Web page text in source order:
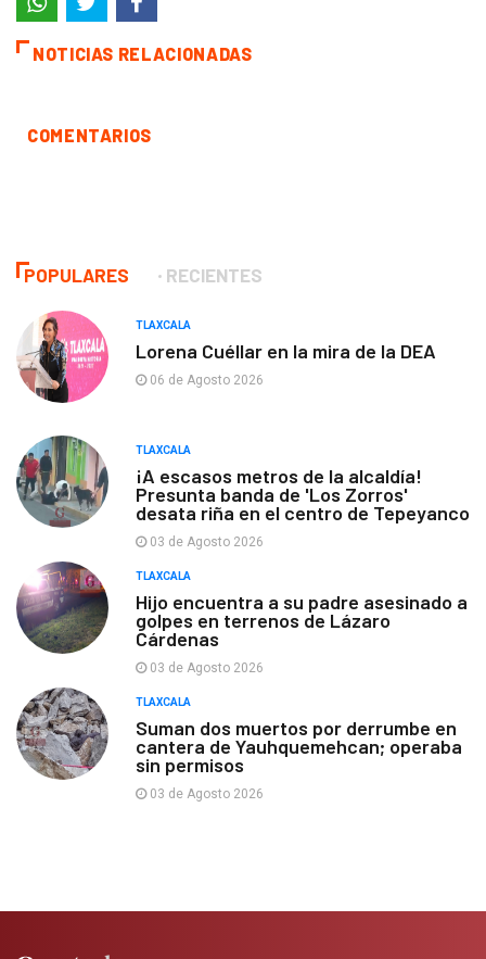
NOTICIAS RELACIONADAS
COMENTARIOS
POPULARES RECIENTES
TLAXCALA
Lorena Cuéllar en la mira de la DEA
06 de Agosto 2026
TLAXCALA
¡A escasos metros de la alcaldía!
Presunta banda de 'Los Zorros'
desata riña en el centro de Tepeyanco
03 de Agosto 2026
TLAXCALA
Hijo encuentra a su padre asesinado a
golpes en terrenos de Lázaro
Cárdenas
03 de Agosto 2026
TLAXCALA
Suman dos muertos por derrumbe en
cantera de Yauhquemehcan; operaba
sin permisos
03 de Agosto 2026